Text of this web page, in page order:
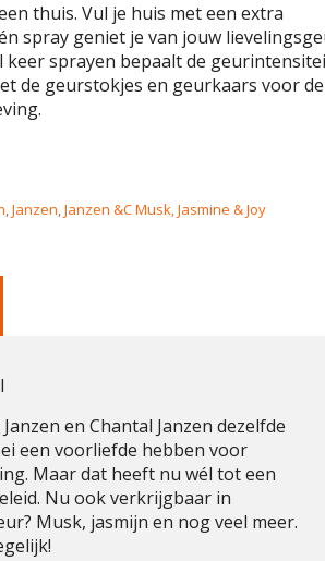
thuis. Vul je huis met een extra
spray geniet je van jouw
keer sprayen bepaalt de
de geurstokjes en geurkaars voor de
,Janzen,Janzen &C Musk, Jasmine & Joy
en Chantal Janzen dezelfde
een voorliefde hebben voor
Maar dat heeft nu wél tot een
Nu ook verkrijgbaar in
Musk, jasmijn en nog veel meer.